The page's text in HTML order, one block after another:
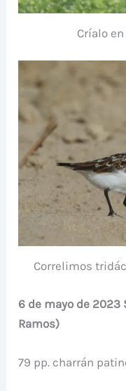
Críalo
Correlimos
6 de mayo de 2023
Ramos)
79 pp. charrán